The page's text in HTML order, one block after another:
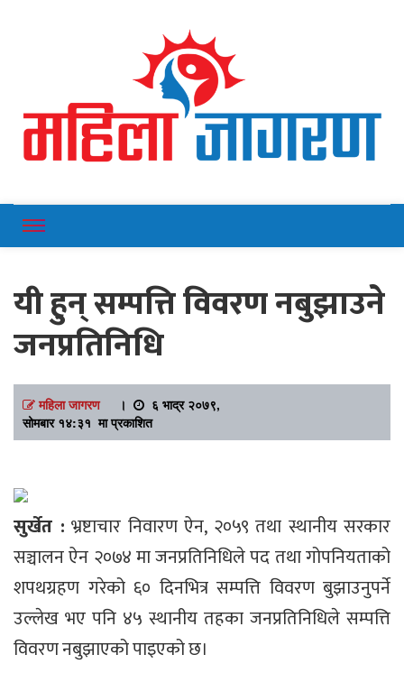
Mahilajagaran
यी हुन् सम्पत्ति विवरण नबुझाउने
जनप्रतिनिधि
महिला जागरण।
६ भाद्र २०७९,
सोमबार १४:३१ मा प्रकाशित
सुर्खेत : भ्रष्टाचार निवारण ऐन, २०५९ तथा स्थानीय सरकार
सञ्चालन ऐन २०७४ मा जनप्रतिनिधिले पद तथा गोपनियताको
शपथग्रहण गरेको ६० दिनभित्र सम्पत्ति विवरण बुझाउनुपर्ने
उल्लेख भए पनि ४५ स्थानीय तहका जनप्रतिनिधिले सम्पत्ति
विवरण नबुझाएको पाइएको छ।